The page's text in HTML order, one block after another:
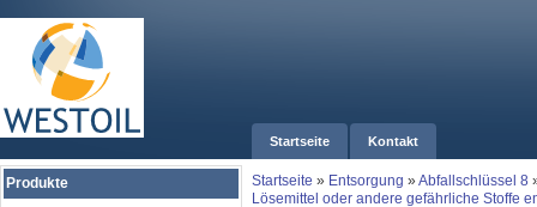
Startseite Kontakt
Startseite » Entsorgung »Abfallschlüssel 8
Lösemittel oder andere gefährliche Stoffe
Produkte